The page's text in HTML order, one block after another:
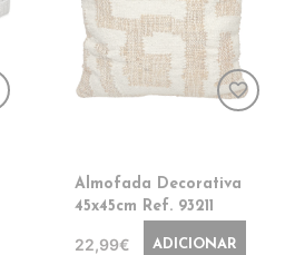
favorite_border
Almofada Decorativa
45x45cm Ref. 93211
22,99€ ADICIONAR